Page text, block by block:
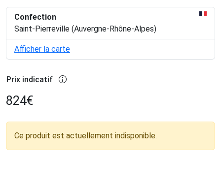
Confection
Saint-Pierreville (Auvergne-Rhône-Alpes)
Afficher la carte
Prix indicatif
824€
Ce produit est actuellement indisponible.